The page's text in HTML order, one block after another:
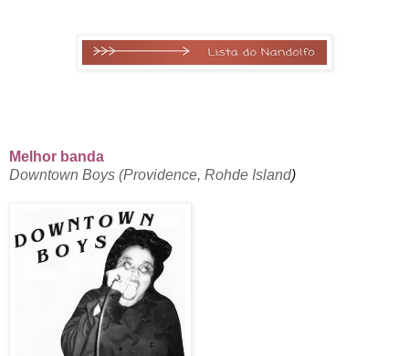
Melhor banda
Downtown Boys (Providence, Rohde Island)